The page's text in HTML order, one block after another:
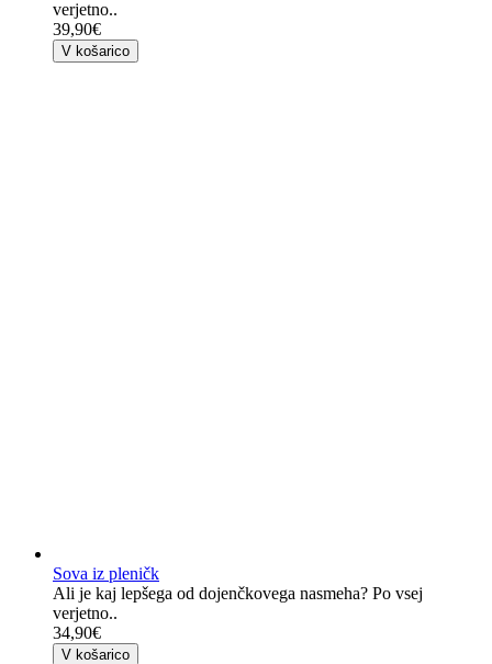
verjetno..
39,90€
Sova iz pleničk
Ali je kaj lepšega od dojenčkovega nasmeha? Po vsej
verjetno..
34,90€